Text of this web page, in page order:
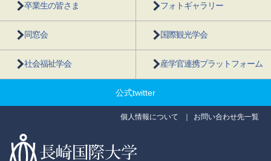
卒業生の皆さま フォトギャラリー
同窓会 国際観光学会
社会福祉学会 産学官連携プラットフォーム
公式twitter
個人情報について お問い合わせ先一覧